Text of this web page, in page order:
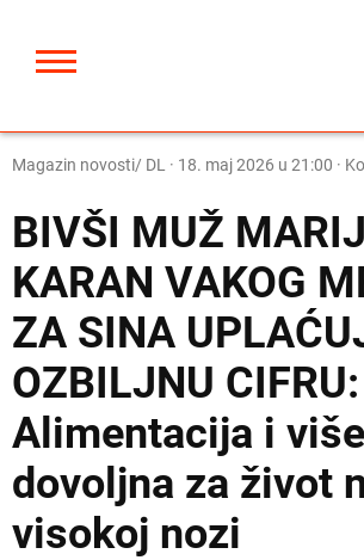
Magazin novosti/ DL · 18. maj 2026 u 21:00 ·
BIVŠI MUŽ
KARAN VAKOG
ZA SINA
OZBILJNU CIFRU:
Alimentacija i
dovoljna za život
visokoj nozi